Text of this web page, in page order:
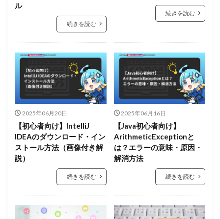
ル
続きを読む
続きを読む
2025年06月20日
【初心者向け】IntelliJ
IDEAのダウンロード・イン
ストール方法（画像付き解
説）
続きを読む
2025年06月16日
【Java初心者向け】
ArithmeticExceptionと
は？エラーの意味・原因・
解消方法
続きを読む